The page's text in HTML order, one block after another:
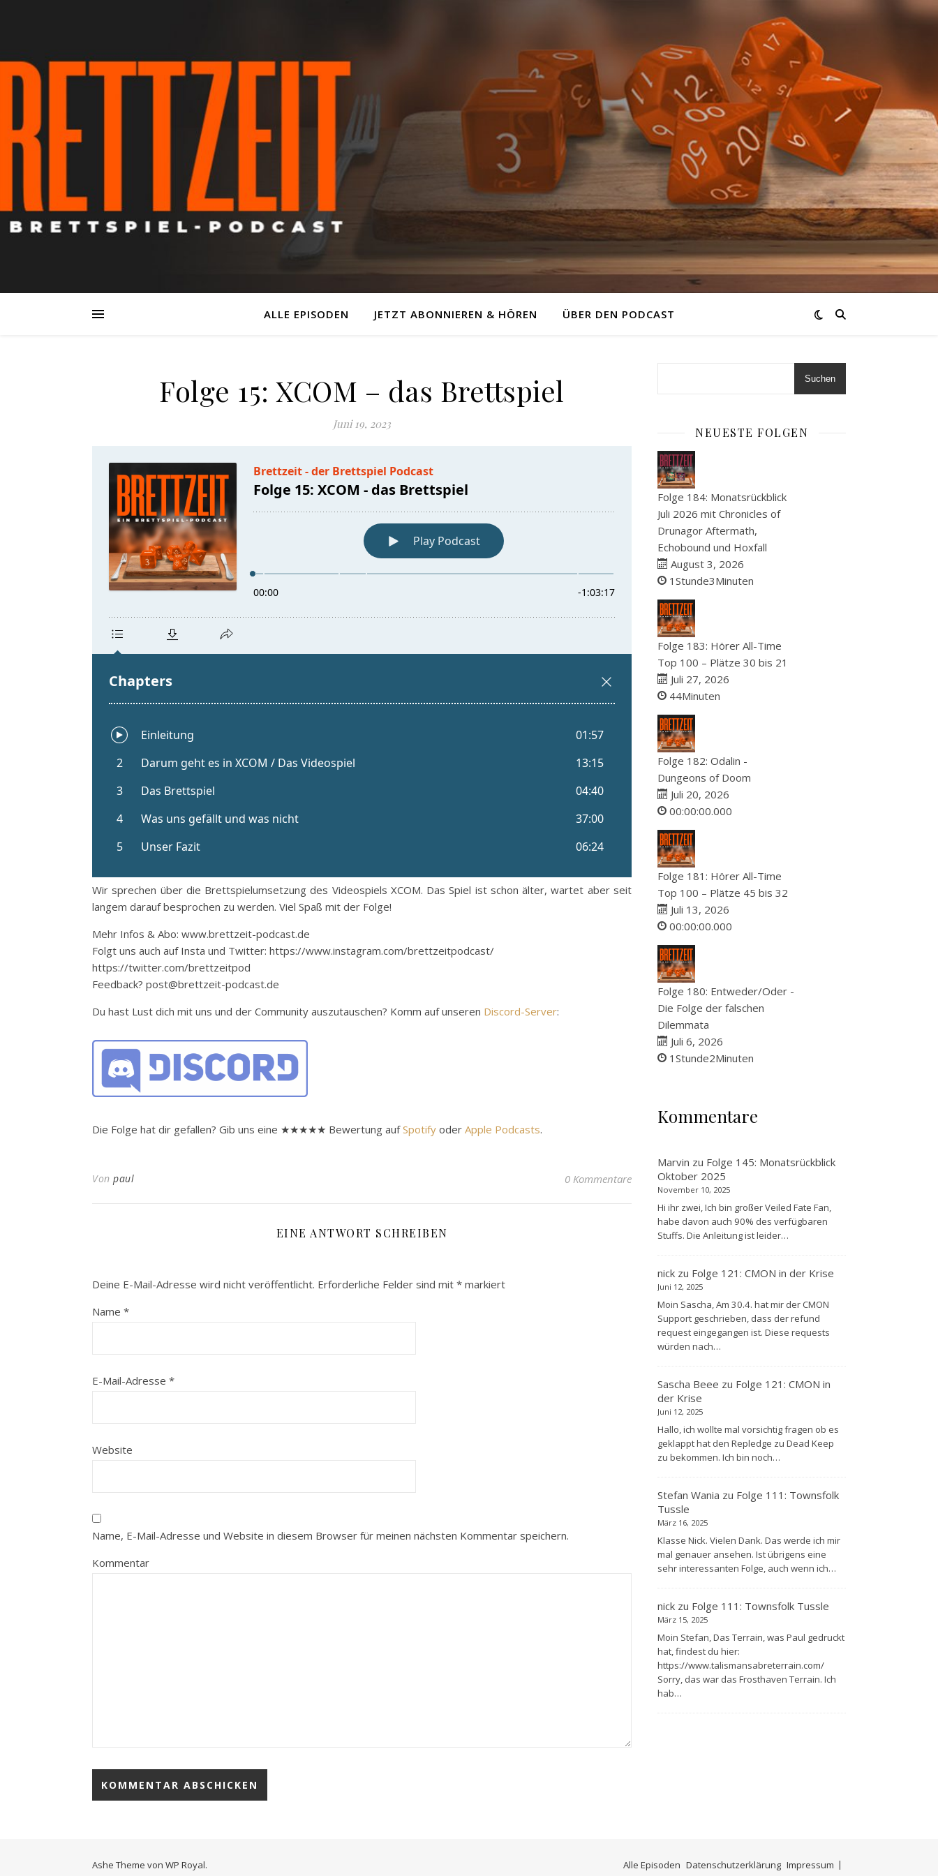
ALLE EPISODEN JETZT ABONNIEREN & HÖREN ÜBER DEN PODCAST
Folge 15: XCOM – das Brettspiel
Juni 19, 2023
Wir sprechen über die Brettspielumsetzung des Videospiels XCOM. Das Spiel ist schon älter, wartet aber seit
langem darauf besprochen zu werden. Viel Spaß mit der Folge!
Mehr Infos & Abo: www.brettzeit-podcast.de
Folgt uns auch auf Insta und Twitter: https://www.instagram.com/brettzeitpodcast/
https://twitter.com/brettzeitpod
Feedback? post@brettzeit-podcast.de
Du hast Lust dich mit uns und der Community auszutauschen? Komm auf unseren Discord-Server:
Die Folge hat dir gefallen? Gib uns eine ★★★★★ Bewertung aufSpotify oder Apple Podcasts.
Von paul 0 Kommentare
EINE ANTWORT SCHREIBEN
Deine E-Mail-Adresse wird nicht veröffentlicht. Erforderliche Felder sind mit * markiert
Name *
E-Mail-Adresse *
Website
Name, E-Mail-Adresse und Website in diesem Browser für meinen nächsten Kommentar speichern.
Kommentar
Suchen
NEUESTE FOLGEN
Folge 184: Monatsrückblick
Juli 2026 mit Chronicles of
Drunagor Aftermath,
Echobound und Hoxfall
August 3, 2026
1Stunde3Minuten
Folge 183: Hörer All-Time
Top 100 – Plätze 30 bis 21
Juli 27, 2026
44Minuten
Folge 182: Odalin -
Dungeons of Doom
Juli 20, 2026
00:00:00.000
Folge 181: Hörer All-Time
Top 100 – Plätze 45 bis 32
Juli 13, 2026
00:00:00.000
Folge 180: Entweder/Oder -
Die Folge der falschen
Dilemmata
Juli 6, 2026
1Stunde2Minuten
Kommentare
Marvin zu Folge 145: Monatsrückblick
Oktober 2025
November 10, 2025
Hi ihr zwei, Ich bin großer Veiled Fate Fan,
habe davon auch 90% des verfügbaren
Stuffs. Die Anleitung ist leider…
nick zu Folge 121: CMON in der Krise
Juni 12, 2025
Moin Sascha, Am 30.4. hat mir der CMON
Support geschrieben, dass der refund
request eingegangen ist. Diese requests
würden nach…
Sascha Beee zu Folge 121: CMON in
der Krise
Juni 12, 2025
Hallo, ich wollte mal vorsichtig fragen ob es
geklappt hat den Repledge zu Dead Keep
zu bekommen. Ich bin noch…
Stefan Wania zu Folge 111: Townsfolk
Tussle
März 16, 2025
Klasse Nick. Vielen Dank. Das werde ich mir
mal genauer ansehen. Ist übrigens eine
sehr interessanten Folge, auch wenn ich…
nick zu Folge 111: Townsfolk Tussle
März 15, 2025
Moin Stefan, Das Terrain, was Paul gedruckt
hat, findest du hier:
https://www.talismansabreterrain.com/
Sorry, das war das Frosthaven Terrain. Ich
hab…
Alle Episoden Datenschutzerklärung Impressum
Ashe Theme von WP Royal.